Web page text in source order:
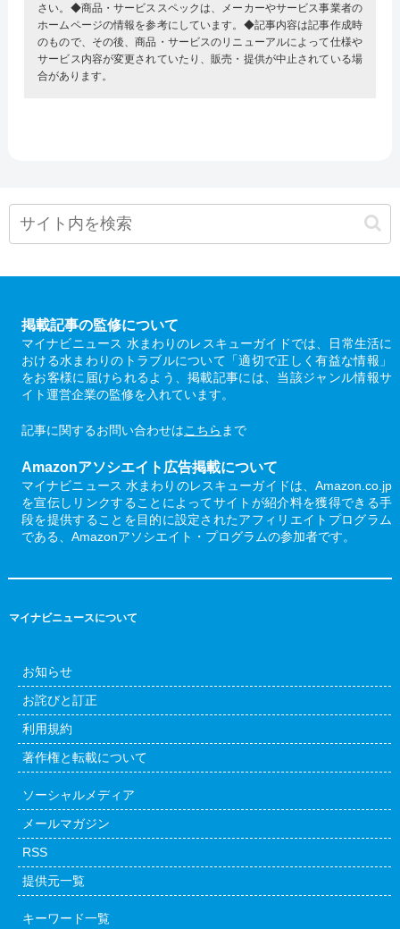
さい。◆商品・サービススペックは、メーカーやサービス事業者の
ホームページの情報を参考にしています。◆記事内容は記事作成時
のもので、その後、商品・サービスのリニューアルによって仕様や
サービス内容が変更されていたり、販売・提供が中止されている場
合があります。
掲載記事の監修について
マイナビニュース 水まわりのレスキューガイドでは、日常生活に
おける水まわりのトラブルについて「適切で正しく有益な情報」
をお客様に届けられるよう、掲載記事には、当該ジャンル情報サ
イト運営企業の監修を入れています。
記事に関するお問い合わせはこちら まで
Amazonアソシエイト広告掲載について
マイナビニュース 水まわりのレスキューガイドは、Amazon.co.jp
を宣伝しリンクすることによってサイトが紹介料を獲得できる手
段を提供することを目的に設定されたアフィリエイトプログラム
である、Amazonアソシエイト・プログラムの参加者です。
マイナビニュースについて
お知らせ
お詫びと訂正
利用規約
著作権と転載について
ソーシャルメディア
メールマガジン
RSS
提供元一覧
キーワード一覧